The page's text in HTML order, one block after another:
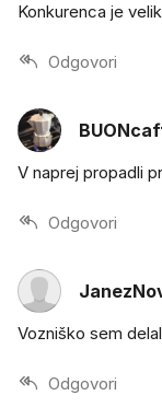
Konkurenca je
Odgovori
V naprej propadli
Odgovori
Vozniško sem
Odgovori